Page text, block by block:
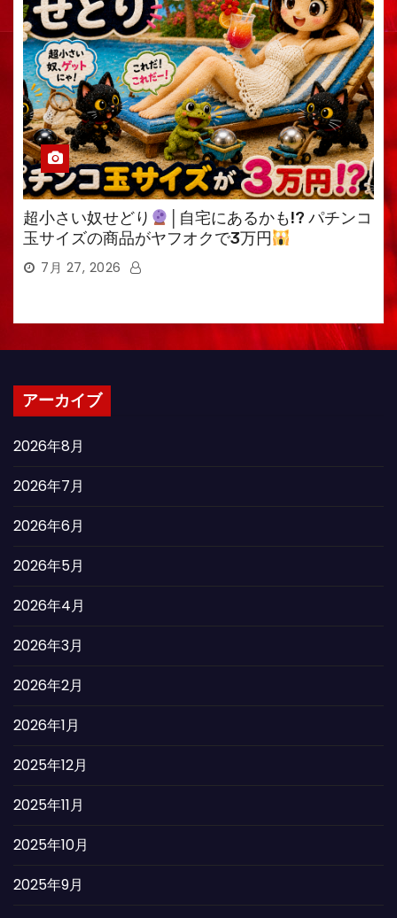
超小さい奴せどり
│自宅にあるかも!? パチンコ
玉サイズの商品がヤフオクで3万円
7月 27, 2026
アーカイブ
2026年8月
2026年7月
2026年6月
2026年5月
2026年4月
2026年3月
2026年2月
2026年1月
2025年12月
2025年11月
2025年10月
2025年9月